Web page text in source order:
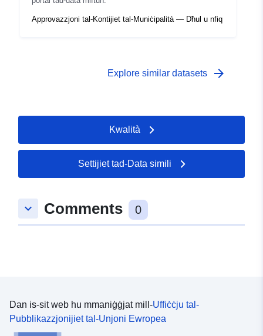
Approvazzjoni tal-Kontijiet tal-Muniċipalità — Dħul u nfiq
Explore similar datasets arrow_forward
Kwalità
Settijiet tad-Data simili
keyboard_arrow_down Comments 0
Dan is-sit web hu mmaniġġjat mill-Uffiċċju tal-
Pubblikazzjonijiet tal-Unjoni Ewropea